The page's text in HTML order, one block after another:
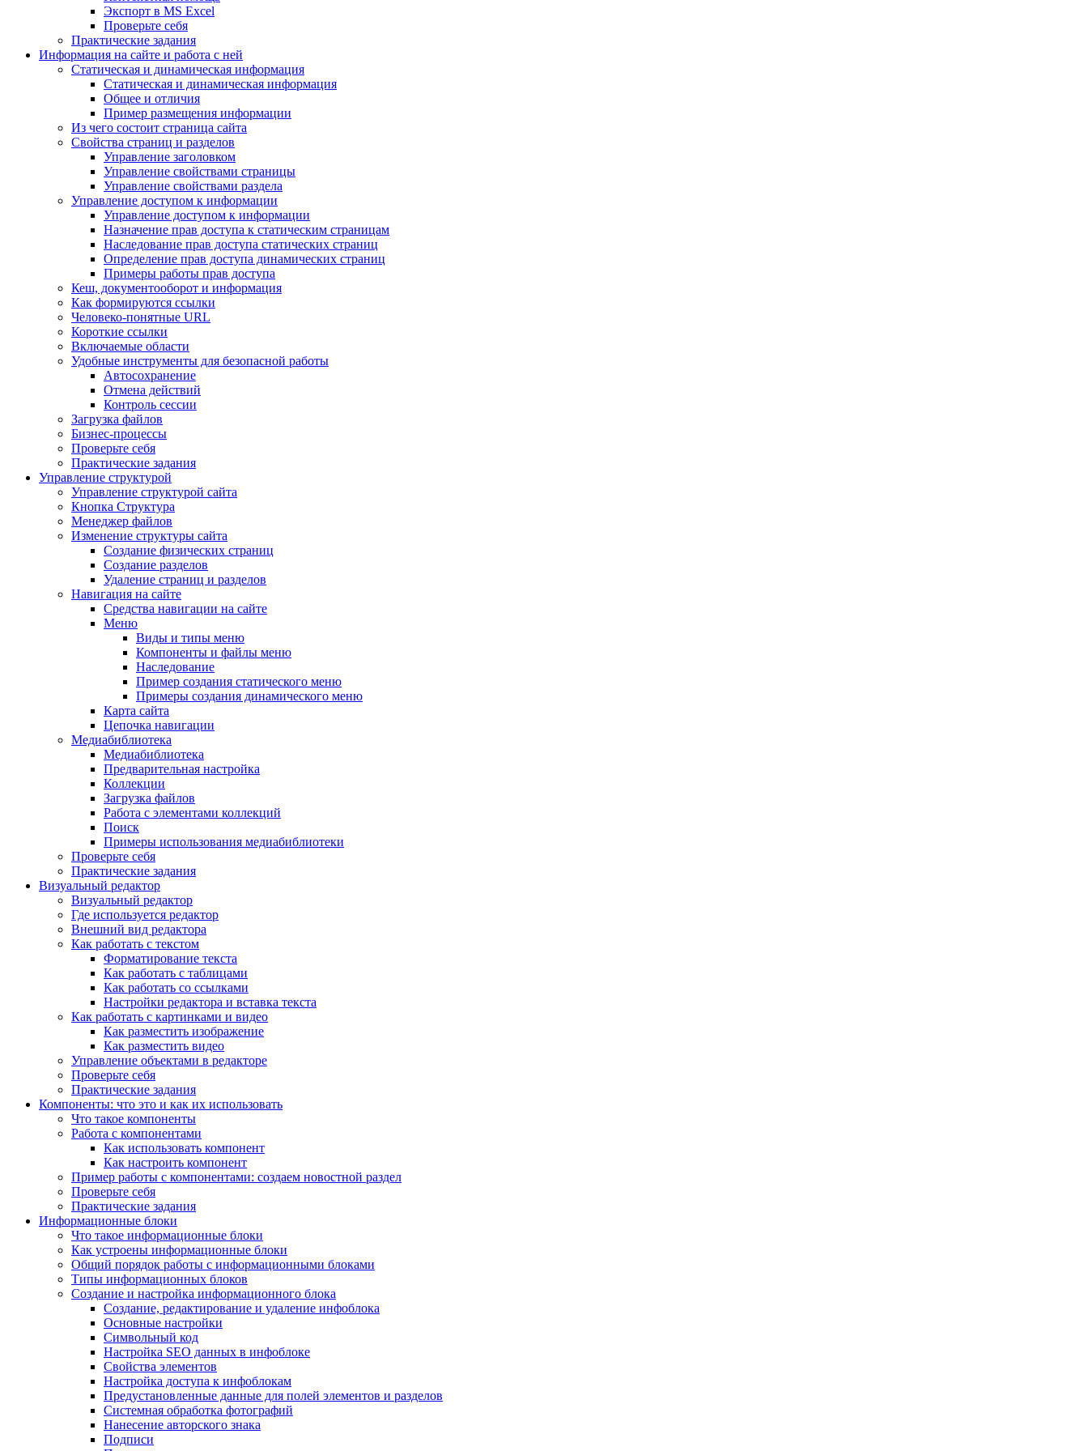
Экспорт в MS Excel
Проверьте себя
Практические задания
Информация на сайте и работа с ней
Статическая и динамическая информация
Статическая и динамическая информация
Общее и отличия
Пример размещения информации
Из чего состоит страница сайта
Свойства страниц и разделов
Управление заголовком
Управление свойствами страницы
Управление свойствами раздела
Управление доступом к информации
Управление доступом к информации
Назначение прав доступа к статическим страницам
Наследование прав доступа статических страниц
Определение прав доступа динамических страниц
Примеры работы прав доступа
Кеш, документооборот и информация
Как формируются ссылки
Человеко-понятные URL
Короткие ссылки
Включаемые области
Удобные инструменты для безопасной работы
Автосохранение
Отмена действий
Контроль сессии
Загрузка файлов
Бизнес-процессы
Проверьте себя
Практические задания
Управление структурой
Управление структурой сайта
Кнопка Структура
Менеджер файлов
Изменение структуры сайта
Создание физических страниц
Создание разделов
Удаление страниц и разделов
Навигация на сайте
Средства навигации на сайте
Меню
Виды и типы меню
Компоненты и файлы меню
Наследование
Пример создания статического меню
Примеры создания динамического меню
Карта сайта
Цепочка навигации
Медиабиблиотека
Медиабиблиотека
Предварительная настройка
Коллекции
Загрузка файлов
Работа с элементами коллекций
Поиск
Примеры использования медиабиблиотеки
Проверьте себя
Практические задания
Визуальный редактор
Визуальный редактор
Где используется редактор
Внешний вид редактора
Как работать с текстом
Форматирование текста
Как работать с таблицами
Как работать со ссылками
Настройки редактора и вставка текста
Как работать с картинками и видео
Как разместить изображение
Как разместить видео
Управление объектами в редакторе
Проверьте себя
Практические задания
Компоненты: что это и как их использовать
Что такое компоненты
Работа с компонентами
Как использовать компонент
Как настроить компонент
Пример работы с компонентами: создаем новостной раздел
Проверьте себя
Практические задания
Информационные блоки
Что такое информационные блоки
Как устроены информационные блоки
Общий порядок работы с информационными блоками
Типы информационных блоков
Создание и настройка информационного блока
Создание, редактирование и удаление инфоблока
Основные настройки
Символьный код
Настройка SEO данных в инфоблоке
Свойства элементов
Настройка доступа к инфоблокам
Предустановленные данные для полей элементов и разделов
Системная обработка фотографий
Нанесение авторского знака
Подписи